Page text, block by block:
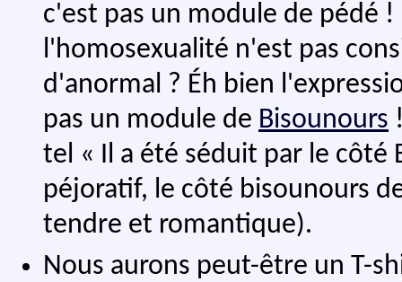
c'est pas un module de pédé
l'homosexualité n'est pas
d'anormal ? Éh bien
pas un module de Bisounours
tel « Il a été séduit par le côté
péjoratif, le côté bisounours
tendre et romantique).
Nous aurons peut-être un T-